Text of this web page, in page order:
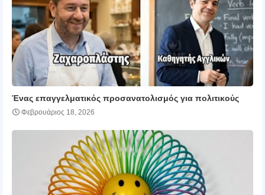
Ένας επαγγελματικός προσανατολισμός για πολιτικούς
Φεβρουάριος 18, 2026